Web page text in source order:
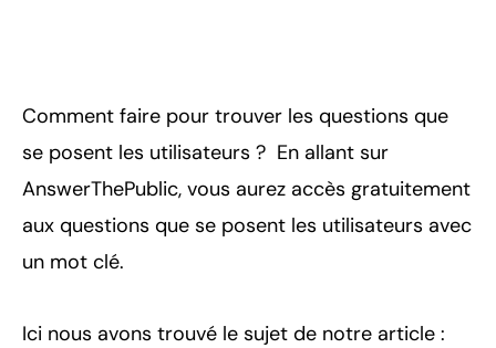
Comment faire pour trouver les questions que
se posent les utilisateurs ? En allant sur
AnswerThePublic, vous aurez accès gratuitement
aux questions que se posent les utilisateurs avec
un mot clé.
Ici nous avons trouvé le sujet de notre article :